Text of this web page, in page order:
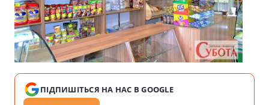
ПІДПИШІТЬСЯ НА НАС В GOOGLE